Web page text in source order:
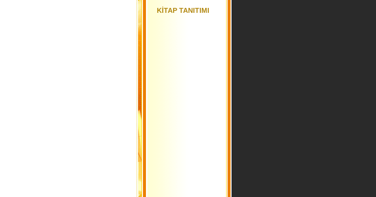
KİTAP TANITIMI